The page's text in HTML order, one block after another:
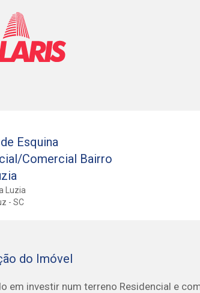
Esquina
Comercial Bairro
Luzia
- SC
do Imóvel
em investir num terreno Residencial e